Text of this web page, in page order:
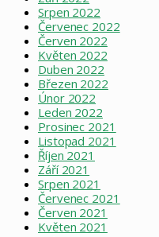
Srpen 2022
Červenec 2022
Červen 2022
Květen 2022
Duben 2022
Březen 2022
Únor 2022
Leden 2022
Prosinec 2021
Listopad 2021
Říjen 2021
Září 2021
Srpen 2021
Červenec 2021
Červen 2021
Květen 2021